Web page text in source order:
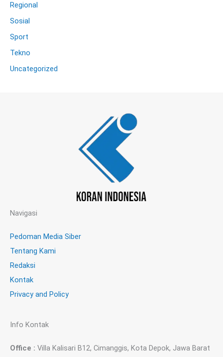
Regional
Sosial
Sport
Tekno
Uncategorized
Navigasi
Pedoman Media Siber
Tentang Kami
Redaksi
Kontak
Privacy and Policy
Info Kontak
Office : Villa Kalisari B12, Cimanggis, Kota Depok, Jawa Barat